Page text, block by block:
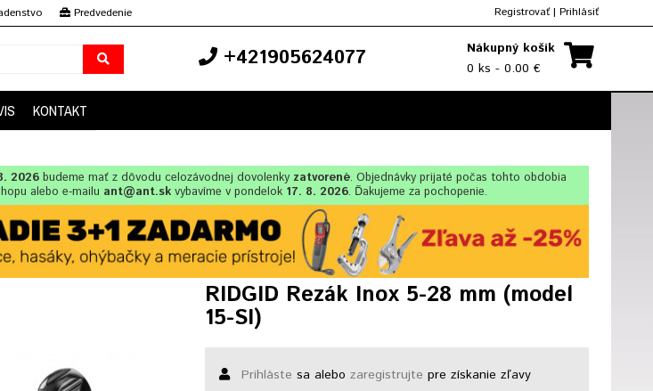
Predvedenie
Registrovať | Prihlásiť
+421905624077
Nákupný košík
0 ks - 0.00 €
KONTAKT
2026budeme mať z dôvodu celozávodnej dovolenkyzatvorené. Objednávky prijaté počas tohto obdobia
alebo e-mailu ant@ant.sk vybavíme v pondelok 17. 8. 2026. Ďakujeme za pochopenie.
RIDGID Rezák Inox 5-28 mm (model
15-SI)
Prihláste sa alebo zaregistrujte pre získanie zľavy